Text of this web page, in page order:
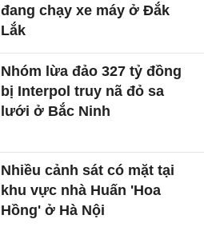
đang chạy xe máy ở Đắk
Lắk
Nhóm lừa đảo 327 tỷ đồng
bị Interpol truy nã đỏ sa
lưới ở Bắc Ninh
Nhiều cảnh sát có mặt tại
khu vực nhà Huấn 'Hoa
Hồng' ở Hà Nội